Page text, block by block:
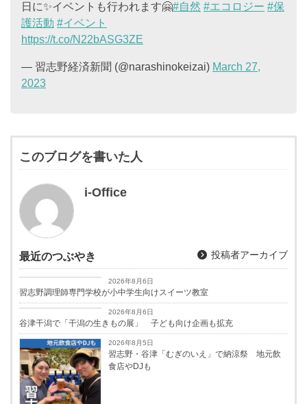
日に✨イベントも行われます🤗#自然 #エコロジー #保
護活動 #イベント
https://t.co/N22bASG3ZE
— 習志野経済新聞 (@narashinokeizai) March 27,
2023
このブログを書いた人
i-Office
最近のつぶやき 投稿者アーカイブ
2026年8月6日
習志野調理師専門学校が小中学生向けスイーツ教室
習志野経済新聞
2026年8月6日
谷津干潟で「干潟の生きもの展」 子ども向け企画も拡充
2026年8月5日
習志野・谷津「むぎのいえ」で納涼祭 地元飲
食店やDJも